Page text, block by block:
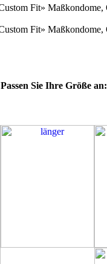
Passen Sie Ihre Größe an: